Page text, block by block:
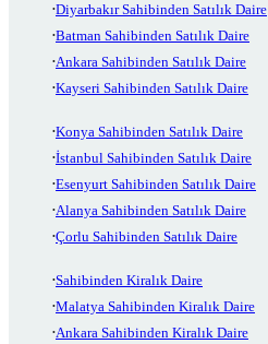
Diyarbakır Sahibinden Satılık Daire
Batman Sahibinden Satılık Daire
Ankara Sahibinden Satılık Daire
Kayseri Sahibinden Satılık Daire
Konya Sahibinden Satılık Daire
İstanbul Sahibinden Satılık Daire
Esenyurt Sahibinden Satılık Daire
Alanya Sahibinden Satılık Daire
Çorlu Sahibinden Satılık Daire
Sahibinden Kiralık Daire
Malatya Sahibinden Kiralık Daire
Ankara Sahibinden Kiralık Daire